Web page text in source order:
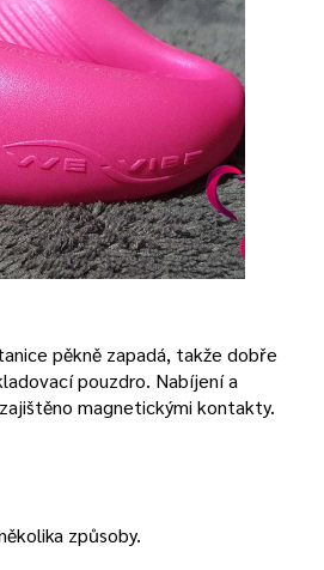
pěkně zapadá, takže dobře
pouzdro. Nabíjení a
magnetickými kontakty.
způsoby.